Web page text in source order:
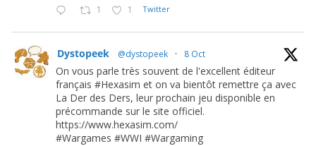
1 1 Twitter
Dystopeek @dystopeek · 8 Oct
On vous parle très souvent de l'excellent éditeur
français #Hexasim et on va bientôt remettre ça avec
La Der des Ders, leur prochain jeu disponible en
précommande sur le site officiel.
https://www.hexasim.com/
#Wargames #WWI #Wargaming